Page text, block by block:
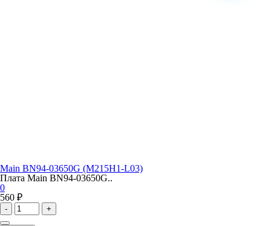
Main BN94-03650G (M215H1-L03)
Плата Main BN94-03650G..
0
560 ₽
- +